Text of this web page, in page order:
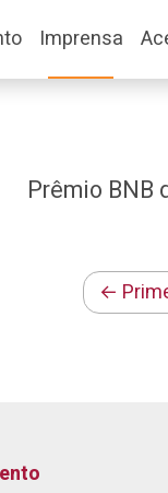
Imprensa
Prêmio BNB
←